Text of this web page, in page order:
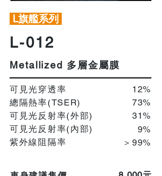
L旗艦系列
L-012
Metallized 多層金屬膜
可見光穿透率
總隔熱率(TSER)
可見光反射率(外部)
可見光反射率(內部)
紫外線阻隔率
12%
73%
31%
9%
＞99%